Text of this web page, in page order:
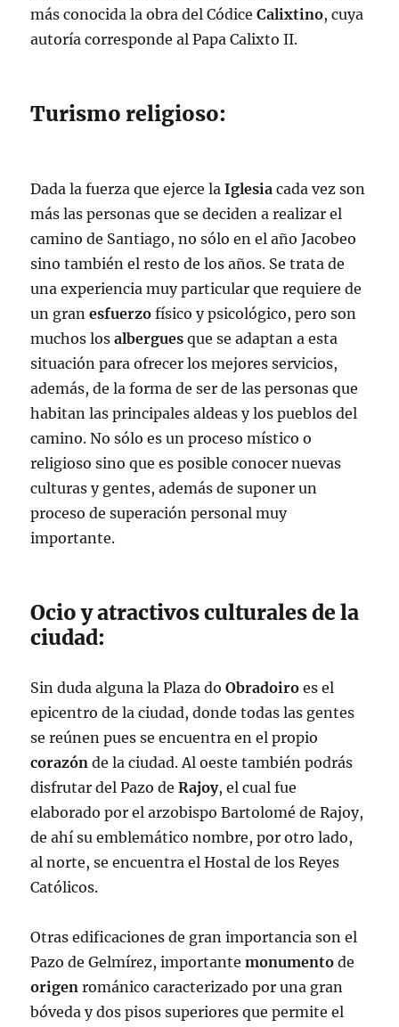
más conocida la obra del CódiceCalixtino, cuya
autoría corresponde al Papa Calixto II.
Turismo religioso:
Dada la fuerza que ejerce laIglesia cada vez son
más las personas que se deciden a realizar el
camino de Santiago, no sólo en el año Jacobeo
sino también el resto de los años. Se trata de
una experiencia muy particular que requiere de
un granesfuerzo físico y psicológico, pero son
muchos losalbergues que se adaptan a esta
situación para ofrecer los mejores servicios,
además, de la forma de ser de las personas que
habitan las principales aldeas y los pueblos del
camino. No sólo es un proceso místico o
religioso sino que es posible conocer nuevas
culturas y gentes, además de suponer un
proceso de superación personal muy
importante.
Ocio y atractivos culturales de la
ciudad:
Sin duda alguna la Plaza doObradoiro es el
epicentro de la ciudad, donde todas las gentes
se reúnen pues se encuentra en el propio
corazón de la ciudad. Al oeste también podrás
disfrutar del Pazo deRajoy, el cual fue
elaborado por el arzobispo Bartolomé de Rajoy,
de ahí su emblemático nombre, por otro lado,
al norte, se encuentra el Hostal de los Reyes
Católicos.
Otras edificaciones de gran importancia son el
Pazo de Gelmírez, importantemonumento de
origen románico caracterizado por una gran
bóveda y dos pisos superiores que permite el